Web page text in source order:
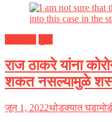
राज ठाकरे यांना
शकत नसल्यामुळे
जून 1, 2022थोडक्यात